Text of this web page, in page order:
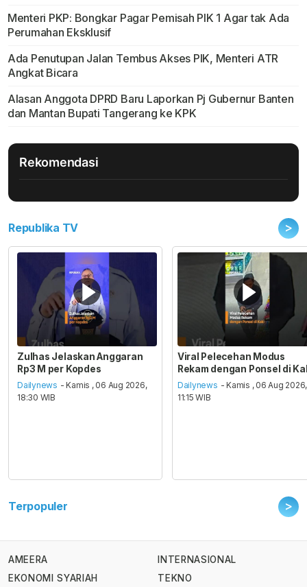
Menteri PKP: Bongkar Pagar Pemisah PIK 1 Agar tak Ada
Perumahan Eksklusif
Ada Penutupan Jalan Tembus Akses PIK, Menteri ATR
Angkat Bicara
Alasan Anggota DPRD Baru Laporkan Pj Gubernur Banten
dan Mantan Bupati Tangerang ke KPK
Rekomendasi
Republika TV >
Zulhas Jelaskan Anggaran
Rp3 M per Kopdes
Dailynews - Kamis , 06 Aug 2026,
18:30 WIB
Viral Pelecehan Modus
Rekam dengan Ponsel di
Dailynews - Kamis , 06 Aug 2026,
11:15 WIB
Terpopuler >
AMEERA
EKONOMI SYARIAH
INTERNASIONAL
TEKNO